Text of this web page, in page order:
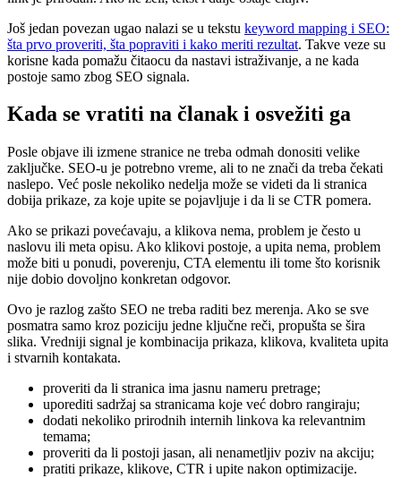
Još jedan povezan ugao nalazi se u tekstu keyword mapping i SEO:
šta prvo proveriti, šta popraviti i kako meriti rezultat. Takve veze su
korisne kada pomažu čitaocu da nastavi istraživanje, a ne kada
postoje samo zbog SEO signala.
Kada se vratiti na članak i osvežiti ga
Posle objave ili izmene stranice ne treba odmah donositi velike
zaključke. SEO-u je potrebno vreme, ali to ne znači da treba čekati
naslepo. Već posle nekoliko nedelja može se videti da li stranica
dobija prikaze, za koje upite se pojavljuje i da li se CTR pomera.
Ako se prikazi povećavaju, a klikova nema, problem je često u
naslovu ili meta opisu. Ako klikovi postoje, a upita nema, problem
može biti u ponudi, poverenju, CTA elementu ili tome što korisnik
nije dobio dovoljno konkretan odgovor.
Ovo je razlog zašto SEO ne treba raditi bez merenja. Ako se sve
posmatra samo kroz poziciju jedne ključne reči, propušta se šira
slika. Vredniji signal je kombinacija prikaza, klikova, kvaliteta upita
i stvarnih kontakata.
proveriti da li stranica ima jasnu nameru pretrage;
uporediti sadržaj sa stranicama koje već dobro rangiraju;
dodati nekoliko prirodnih internih linkova ka relevantnim
temama;
proveriti da li postoji jasan, ali nenametljiv poziv na akciju;
pratiti prikaze, klikove, CTR i upite nakon optimizacije.